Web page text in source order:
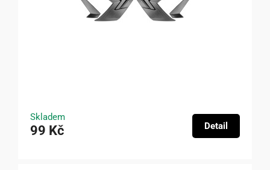
Skladem
99 Kč Detail